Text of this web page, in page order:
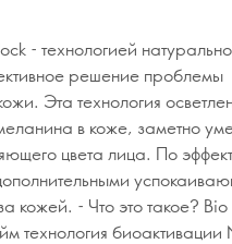
- технологией
решение проблемы
Эта технология
в коже, заметно
цвета лица. По
кожей. - Что это такое?
технология биоактивации